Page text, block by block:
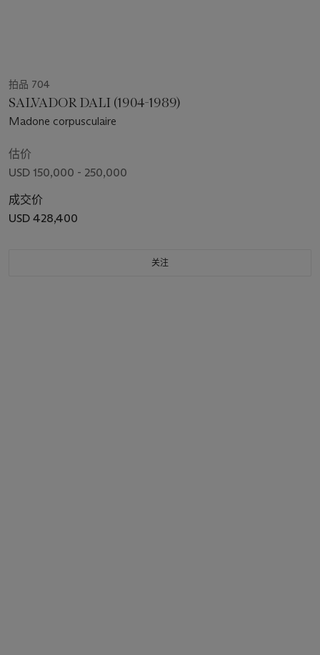
拍品 704
SALVADOR DALI (1904-1989)
Madone corpusculaire
估价
USD 150,000 - 250,000
成交价
USD 428,400
关注